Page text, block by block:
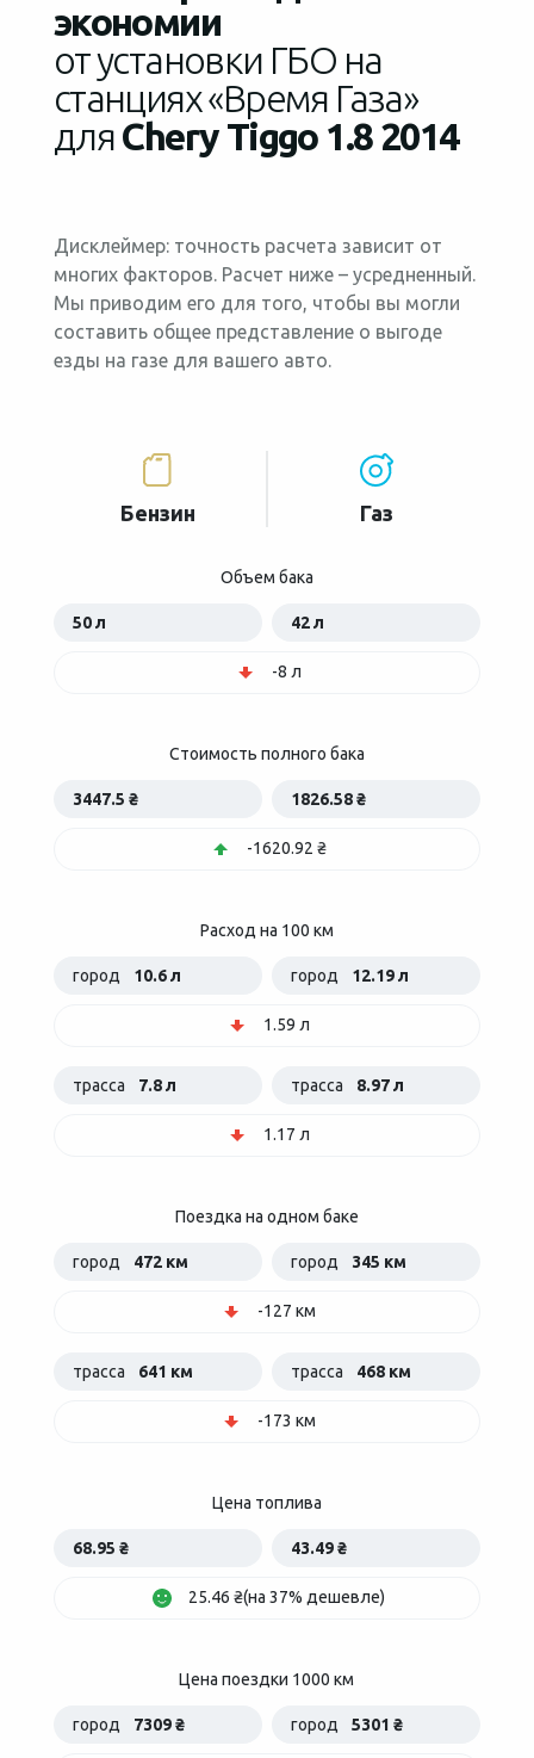
экономии
от установки ГБО на
станциях «Время Газа»
дляChery Tiggo 1.8 2014
Дисклеймер: точность расчета зависит от
многих факторов. Расчет ниже – усредненный.
Мы приводим его для того, чтобы вы могли
составить общее представление о выгоде
езды на газе для вашего авто.
Бензин Газ
Объем бака
50 л 42 л
-8 л
Стоимость полного бака
3447.5 ₴ 1826.58 ₴
-1620.92 ₴
Расход на 100 км
город 10.6 л город 12.19 л
1.59 л
трасса 7.8 л трасса 8.97 л
1.17 л
Поездка на одном баке
город 472 км город 345 км
-127 км
трасса 641 км трасса 468 км
-173 км
Цена топлива
68.95 ₴ 43.49 ₴
25.46 ₴(на 37% дешевле)
Цена поездки 1000 км
город 7309 ₴ город 5301 ₴